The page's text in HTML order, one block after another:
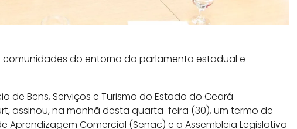
do entorno do parlamento estadual e
de Bens, Serviços e Turismo do Estado do Ceará
assinou, na manhã desta quarta-feira (30), um termo de
Comercial (Senac) e a Assembleia Legislativa